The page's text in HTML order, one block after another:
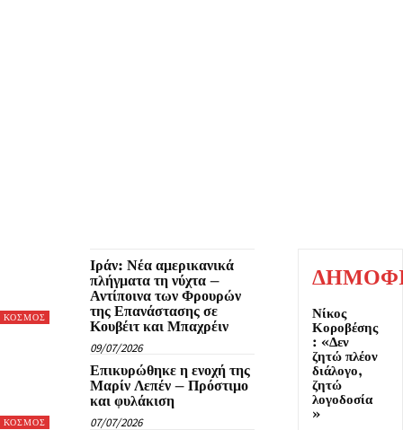
ΚΟΣΜΟΣ
Ιράν: Νέα αμερικανικά
πλήγματα τη νύχτα –
Αντίποινα των Φρουρών
της Επανάστασης σε
Κουβέιτ και Μπαχρέιν
09/07/2026
ΚΟΣΜΟΣ
Επικυρώθηκε η ενοχή της
Μαρίν Λεπέν – Πρόστιμο
και φυλάκιση
07/07/2026
Νίκος
Κοροβέσης
: «Δεν
ζητώ πλέον
διάλογο,
ζητώ
λογοδοσία
»